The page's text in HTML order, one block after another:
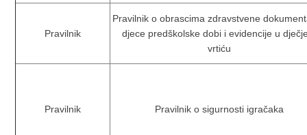
Pravilnik
Pravilnik o obrascima zdravstvene
djece predškolske dobi i evidencije u
vrtiću
Pravilnik Pravilnik o sigurnosti igračaka